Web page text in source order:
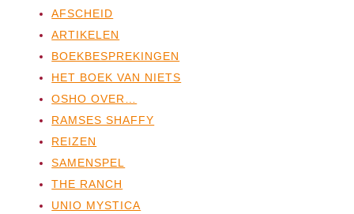
AFSCHEID
ARTIKELEN
BOEKBESPREKINGEN
HET BOEK VAN NIETS
OSHO OVER…
RAMSES SHAFFY
REIZEN
SAMENSPEL
THE RANCH
UNIO MYSTICA